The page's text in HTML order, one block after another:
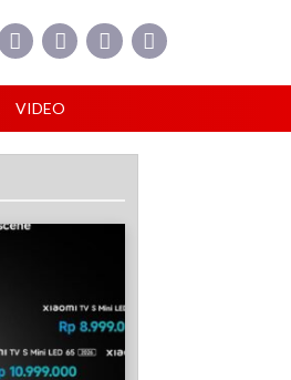
VIDEO